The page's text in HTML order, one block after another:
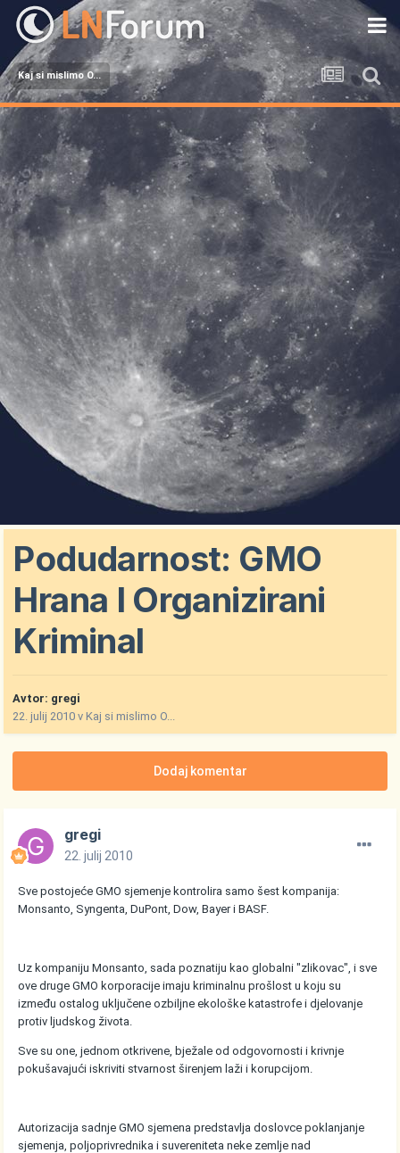
Kaj si mislimo O...
Podudarnost: GMO
Hrana I Organizirani
Kriminal
Avtor: gregi
22. julij 2010 vKaj si mislimo O...
Dodaj komentar
gregi
22. julij 2010
Sve postojeće GMO sjemenje kontrolira samo šest kompanija:
Monsanto, Syngenta, DuPont, Dow, Bayer i BASF.
Uz kompaniju Monsanto, sada poznatiju kao globalni "zlikovac", i sve
ove druge GMO korporacije imaju kriminalnu prošlost u koju su
između ostalog uključene ozbiljne ekološke katastrofe i djelovanje
protiv ljudskog života.
Sve su one, jednom otkrivene, bježale od odgovornosti i krivnje
pokušavajući iskriviti stvarnost širenjem laži i korupcijom.
Autorizacija sadnje GMO sjemena predstavlja doslovce poklanjanje
sjemenja, poljoprivrednika i suvereniteta neke zemlje nad